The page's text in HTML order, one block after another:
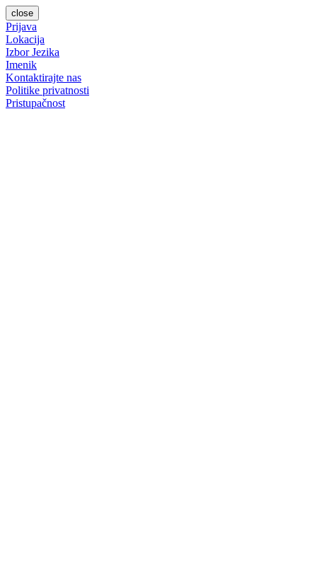
close
Prijava
Lokacija
Izbor Jezika
Imenik
Kontaktirajte nas
Politike privatnosti
Pristupačnost